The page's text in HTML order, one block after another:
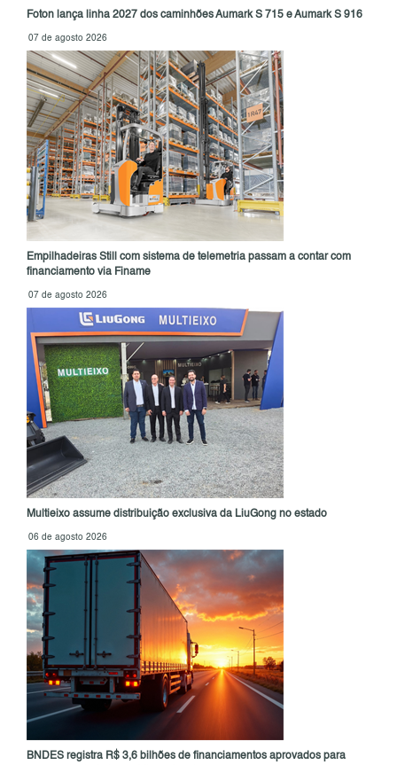
Foton lança linha 2027 dos caminhões Aumark S 715 e Aumark S 916
07 de agosto 2026
Empilhadeiras Still com sistema de telemetria passam a contar com
financiamento via Finame
07 de agosto 2026
Multieixo assume distribuição exclusiva da LiuGong no estado
06 de agosto 2026
BNDES registra R$ 3,6 bilhões de financiamentos aprovados para